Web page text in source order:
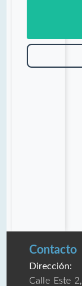
Contacto
Dirección:
Calle Este 2,